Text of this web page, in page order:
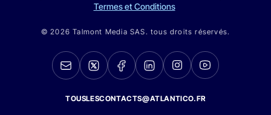
Termes et Conditions
© 2026 Talmont Media SAS. tous droits réservés.
TOUSLESCONTACTS@ATLANTICO.FR